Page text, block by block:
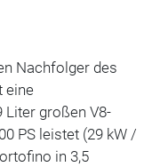
Nachfolger des
eine
Liter großen V8-
PS leistet (29 kW /
in 3,5